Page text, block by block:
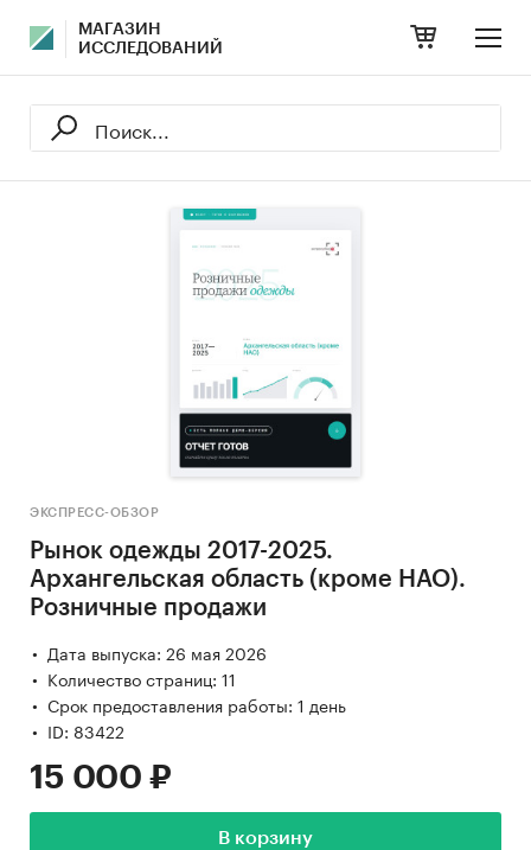
МАГАЗИН
ИССЛЕДОВАНИЙ
ЭКСПРЕСС-ОБЗОР
Рынок одежды 2017-2025.
Архангельская область (кроме НАО).
Розничные продажи
Дата выпуска: 26 мая 2026
Количество страниц: 11
Срок предоставления работы: 1 день
ID: 83422
15 000 ₽
В корзину